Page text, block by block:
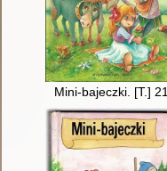
Mini-bajeczki. [T.] 21